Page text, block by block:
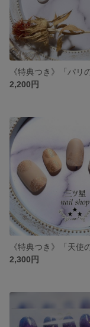
2,200円
《特典つき》「天使
2,300円